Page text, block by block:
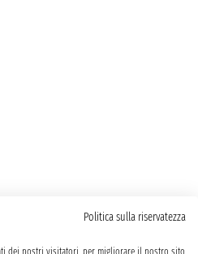
Politica sulla riservatezza
dei nostri visitatori, per migliorare il nostro sito